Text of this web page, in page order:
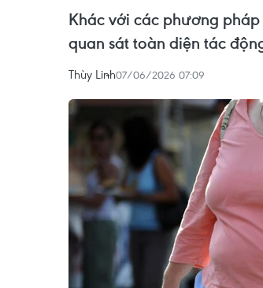
Khác với các phương
quan sát toàn diện tác
Thùy Linh07/06/2026 07:09